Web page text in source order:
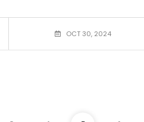
OCT 30, 2024